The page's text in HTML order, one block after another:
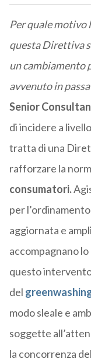
Per quale motivo
questa Direttiva
un cambiamento
avvenuto in
Senior
di incidere a
tratta di una
rafforzare la
consumatori.
per
aggiornata e
accompagnano
questo
del
modo sleale e
soggette
la concorrenza